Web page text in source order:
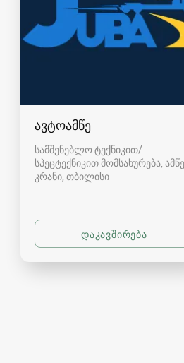
ავტოამწე
სამშენებლო ტექნიკით/
სპეცტექნიკით მომსახურება, ამწე
კრანი თბილისი